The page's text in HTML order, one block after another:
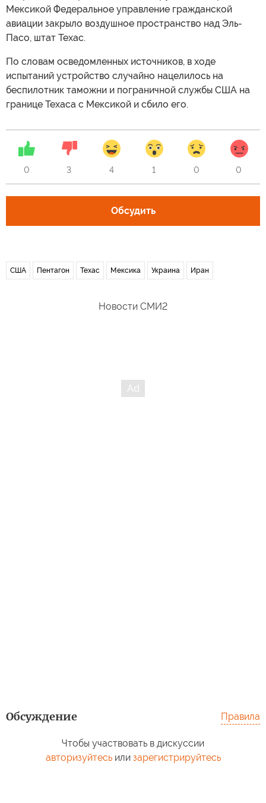
Мексикой Федеральное управление гражданской
авиации закрыло воздушное пространство над Эль-
Пасо, штат Техас.
По словам осведомленных источников, в ходе
испытаний устройство случайно нацелилось на
беспилотник таможни и пограничной службы США на
границе Техаса с Мексикой и сбило его.
0 3 4 1 0 0
Обсудить
США Пентагон Техас Мексика Украина Иран
Новости СМИ2
Обсуждение Правила
Чтобы участвовать в дискуссии
авторизуйтесьили зарегистрируйтесь